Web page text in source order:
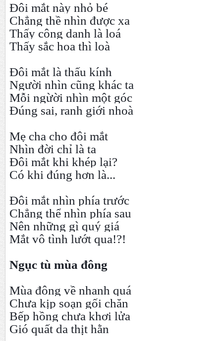
Đôi mắt này nhỏ bé
Chẳng thề nhìn được xa
Thấy công danh là loá
Thấy sắc hoa thì loà
Đôi mắt là thấu kính
Người nhìn cũng khác ta
Mỗi ngừời nhìn một góc
Đúng sai, ranh giới nhoà
Mẹ cha cho đôi mắt
Nhìn đời chỉ là ta
Đôi mắt khi khép lại?
Có khi đúng hơn là...
Đôi mắt nhìn phía trước
Chẳng thể nhìn phía sau
Nên những gì quý giá
Mắt vô tình lướt qua!?!
Ngục tù mùa đông
Mùa đông về nhanh quá
Chưa kịp soạn gối chăn
Bếp hồng chưa khơi lửa
Gió quất da thịt hằn